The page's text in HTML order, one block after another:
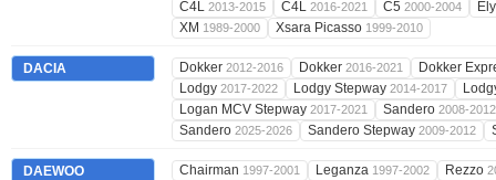
C4L 2013-2015 C4L 2016-2021 C5 2000-2004
XM 1989-2000 Xsara Picasso 1999-2010
DACIA Dokker 2012-2016 Dokker 2016-2021
Dokker
Lodgy 2017-2022 Lodgy Stepway 2014-2017
Logan MCV Stepway 2017-2021 Sandero 2008-2012
Sandero 2025-2026 Sandero Stepway 2009-2012
DAEWOO Chairman 1997-2001 Leganza 1997-2002 Rezzo